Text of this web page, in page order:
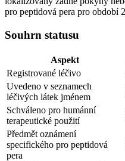
pro peptidová pera pro období
Souhrn statusu
Aspekt
Registrované léčivo
Uvedeno v seznamech
léčivých látek jménem
Schváleno pro humánní
terapeutické použití
Předmět oznámení
specifického pro peptidová
pera